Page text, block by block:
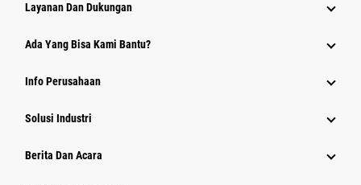
Layanan Dan Dukungan
Ada Yang Bisa Kami Bantu?
Info Perusahaan
Solusi Industri
Berita Dan Acara